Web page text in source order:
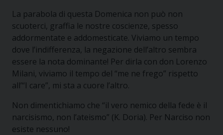
La parabola di questa Domenica non può non
scuoterci, graffia le nostre coscienze, spesso
addormentate e addomesticate. Viviamo un tempo
dove l’indifferenza, la negazione dell’altro sembra
essere la nota dominante! Per dirla con don Lorenzo
Milani, viviamo il tempo del “me ne frego” rispetto
all’“I care”, mi sta a cuore l’altro.
Non dimentichiamo che “il vero nemico della fede è il
narcisismo, non l’ateismo” (K. Doria). Per Narciso non
esiste nessuno!